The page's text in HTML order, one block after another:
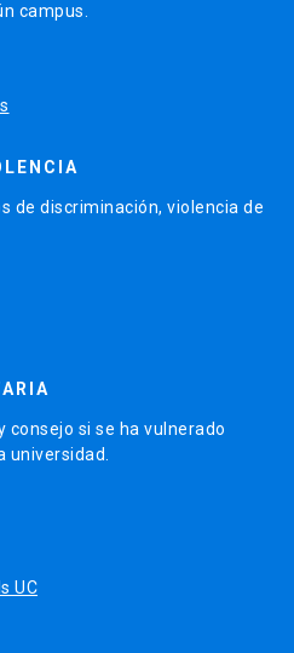
campus.
de discriminación, violencia de
si se ha vulnerado
universidad.
UC